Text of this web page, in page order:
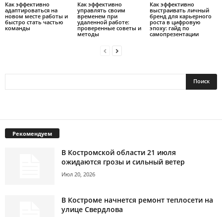
Как эффективно
адаптироваться на
новом месте работы и
быстро стать частью
команды
Как эффективно
управлять своим
временем при
удаленной работе:
проверенные советы и
методы
Как эффективно
выстраивать личный
бренд для карьерного
роста в цифровую
эпоху: гайд по
самопрезентации
Рекомендуем
В Костромской области 21 июля
ожидаются грозы и сильный ветер
Июл 20, 2026
В Костроме начнется ремонт теплосети на
улице Свердлова